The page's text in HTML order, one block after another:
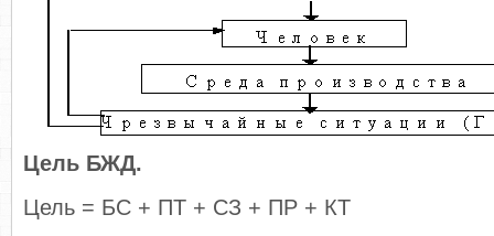
Цель БЖД.
Цель = БС + ПТ + СЗ + ПР + КТ